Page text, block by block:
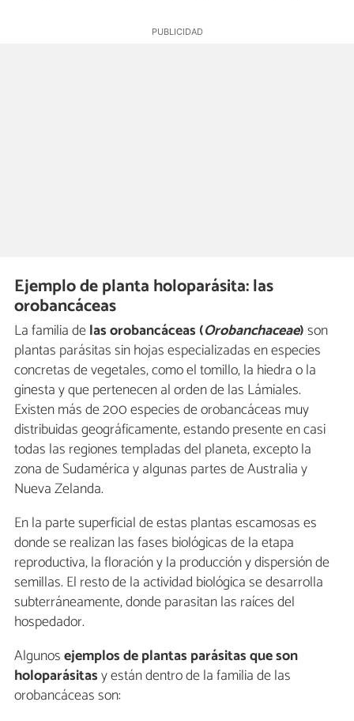
Ejemplo de planta holoparásita: las
orobancáceas
La familia delas orobancáceas (Orobanchaceae)son
plantas parásitas sin hojas especializadas en especies
concretas de vegetales, como el tomillo, la hiedra o la
ginesta y que pertenecen al orden de las Lámiales.
Existen más de 200 especies de orobancáceas muy
distribuidas geográficamente, estando presente en casi
todas las regiones templadas del planeta, excepto la
zona de Sudamérica y algunas partes de Australia y
Nueva Zelanda.
En la parte superficial de estas plantas escamosas es
donde se realizan las fases biológicas de la etapa
reproductiva, la floración y la producción y dispersión de
semillas. El resto de la actividad biológica se desarrolla
subterráneamente, donde parasitan las raíces del
hospedador.
Algunosejemplos de plantas parásitas que son
holoparásitasy están dentro de la familia de las
orobancáceas son: